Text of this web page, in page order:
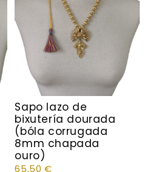
Sapo lazo de
bixutería dourada
(bóla corrugada
8mm chapada
ouro)
65,50 €